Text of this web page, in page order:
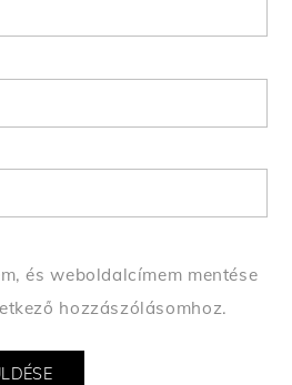
és weboldalcímem mentése
hozzászólásomhoz.